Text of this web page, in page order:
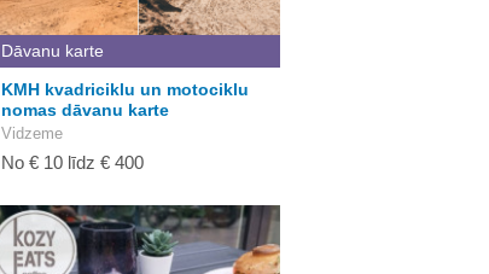
Dāvanu karte
KMH kvadriciklu un motociklu
nomas dāvanu karte
Vidzeme
No € 10 līdz € 400